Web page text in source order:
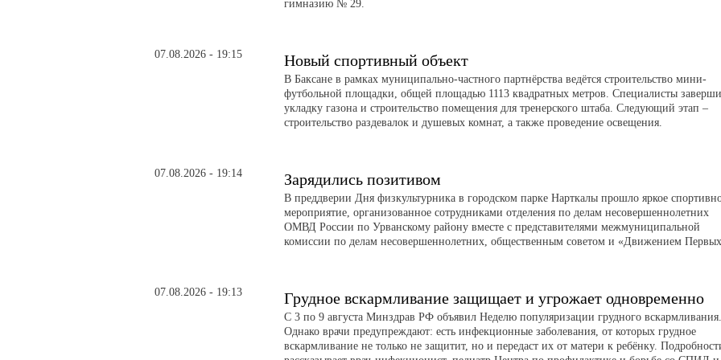
гимназию № 29.
07.08.2026 - 19:15 Новый спортивный объект
В Баксане в рамках муниципально-частного партнёрства ведётся строительство мини-
футбольной площадки, общей площадью 1113 квадратных метров. Специалисты
укладку газона и строительство помещения для тренерского штаба. Следующий этап –
строительство раздевалок и душевых комнат, а также проведение освещения.
07.08.2026 - 19:14 Зарядились позитивом
В преддверии Дня физкультурника в городском парке Нарткалы прошло яркое
мероприятие, организованное сотрудниками отделения по делам несовершеннолетних
ОМВД России по Урванскому району вместе с представителями межмуниципальной
комиссии по делам несовершеннолетних, общественным советом и «Движением
07.08.2026 - 19:13 Грудное вскармливание защищает и угрожает одновременно
С 3 по 9 августа Минздрав РФ объявил Неделю популяризации грудного вскармливания.
Однако врачи предупреждают: есть инфекционные заболевания, от которых грудное
вскармливание не только не защитит, но и передаст их от матери к ребёнку.